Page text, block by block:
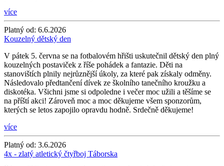
více
Platný od: 6.6.2026
Kouzelný dětský den
V pátek 5. června se na fotbalovém hřišti uskutečnil dětský den plný
kouzelných postaviček z říše pohádek a fantazie. Děti na
stanovištích plnily nejrůznější úkoly, za které pak získaly odměny.
Následovalo předtančení dívek ze školního tanečního kroužku a
diskotéka. Všichni jsme si odpoledne i večer moc užili a těšíme se
na příští akci! Zároveň moc a moc děkujeme všem sponzorům,
kterých se letos zapojilo opravdu hodně. Srdečně děkujeme!
více
Platný od: 3.6.2026
4x - zlatý atletický čtyřboj Táborska